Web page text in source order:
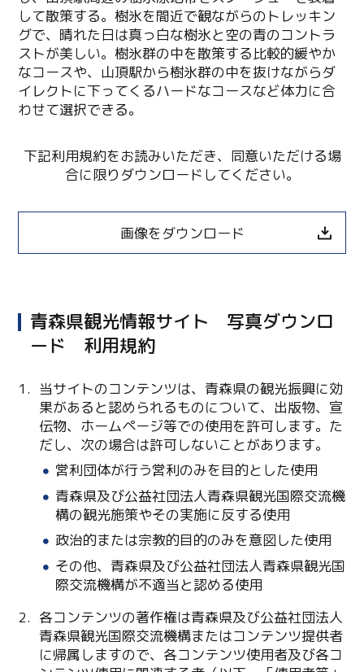
して散策する。樹氷を間近で観ながらのトレッキン
グで、晴れた日は真っ白な樹氷と空の青のコントラ
ストが美しい。樹氷群の中を散策する比較的緩やか
なコースや、山頂駅から樹氷群の中を抜けながらダ
イレクトに下ってくるハードなコースなど体力に合
わせて選択できる。
下記利用規約をお読みいただき、同意いただける場
合に限りダウンロードしてください。
画像をダウンロード
青森県観光情報サイト 写真ダウンロ
ード 利用規約
当サイトのコンテンツは、青森県の観光振興に効
果があると認められるものについて、出版物、宣
伝物、ホームページ等での使用を許可します。た
だし、次の場合は許可しないことがあります。
営利団体が行う営利のみを目的とした使用
青森県及び公益社団法人青森県観光国際交流機
構の観光施策やその実施に反する使用
政治的または宗教的目的のみを意図した使用
その他、青森県及び公益社団法人青森県観光国
際交流機構が不適当と認める使用
各コンテンツの著作権は青森県及び公益社団法人
青森県観光国際交流機構またはコンテンツ提供者
に帰属しますので、各コンテンツ使用者及び各コ
Twitter
Facebook
Line
Copy URL